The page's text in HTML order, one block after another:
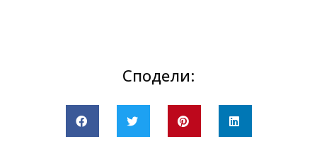
Сподели: